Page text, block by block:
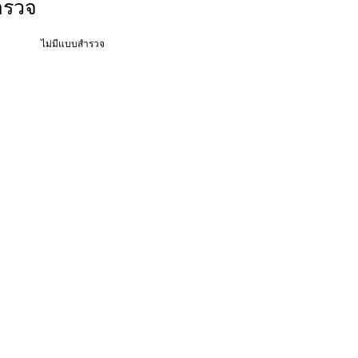
วจ
ไม่มีแบบสำรวจ